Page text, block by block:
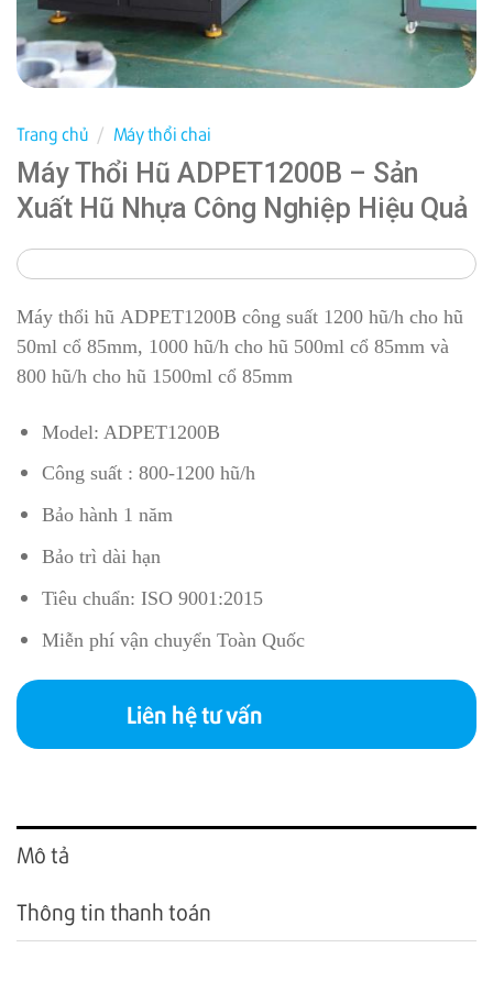
Trang chủ / Máy thổi chai
Máy Thổi Hũ ADPET1200B – Sản
Xuất Hũ Nhựa Công Nghiệp Hiệu Quả
Máy thổi hũ ADPET1200B công suất 1200 hũ/h cho hũ
50ml cổ 85mm, 1000 hũ/h cho hũ 500ml cổ 85mm và
800 hũ/h cho hũ 1500ml cổ 85mm
Model: ADPET1200B
Công suất : 800-1200 hũ/h
Bảo hành 1 năm
Bảo trì dài hạn
Tiêu chuẩn: ISO 9001:2015
Miễn phí vận chuyển Toàn Quốc
Liên hệ tư vấn
Mô tả
Thông tin thanh toán